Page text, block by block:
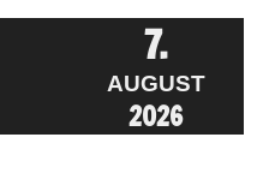
7.
AUGUST
2026